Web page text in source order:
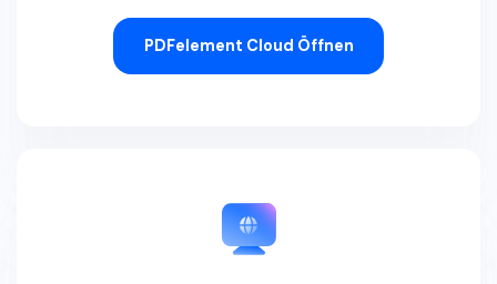
PDFelement Cloud Öffnen